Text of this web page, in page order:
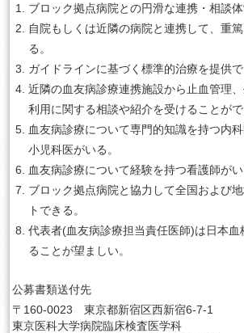
ブロック拠点病院との円滑な連携・相談体
自院もしくは近隣の病院と連携して、重
る。
ガイドラインに基づく標準的治療を提供で
近隣の血友病診療連携施設から止血管理
利用に関する相談や紹介を受けることがで
血友病診療について専門的知識を持つ内
小児科医がいる。
血友病診療について経験を持つ看護師がい
ブロック拠点病院と協力して全国および
トできる。
代表者(血友病診療担当責任医師)は日本血
ることが望ましい。
公募書類送付先
〒160-0023 東京都新宿区西新宿6-7-1
東京医科大学病院臨床検査医学科